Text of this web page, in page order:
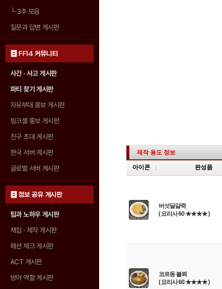
└3추 모음
질문과 답변 게시판
FF14 커뮤니티
사건 · 사고 게시판
파티 찾기 게시판
자유부대 홍보 게시판
링크셸 홍보 게시판
친구 초대 게시판
한국 서버 게시판
글로벌 서버 게시판
정보 공유 게시판
팁과 노하우 게시판
채집 · 제작 게시판
패션 체크 게시판
ACT 게시판
방어 역할 게시판
제작 용도 정보
아이콘 완성품
버섯달걀죽
( 요리사 60 ★★★★ )
코르동 블뢰
( 요리사 60 ★★★★ )